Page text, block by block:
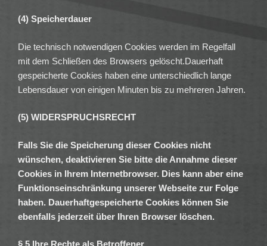
(4) Speicherdauer
Die technisch notwendigen Cookies werden im Regelfall
mit dem Schließen des Browsers gelöscht.Dauerhaft
gespeicherte Cookies haben eine unterschiedlich lange
Lebensdauer von einigen Minuten bis zu mehreren Jahren.
(5) WIDERSPRUCHSRECHT
Falls Sie die Speicherung dieser Cookies nicht
wünschen, deaktivieren Sie bitte die Annahme dieser
Cookies in Ihrem Internetbrowser. Dies kann aber eine
Funktionseinschränkung unserer Webseite zur Folge
haben. Dauerhaftgespeicherte Cookies können Sie
ebenfalls jederzeit über Ihren Browser löschen.